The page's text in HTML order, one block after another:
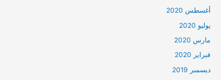
أغسطس 2020
يوليو 2020
مارس 2020
فبراير 2020
ديسمبر 2019